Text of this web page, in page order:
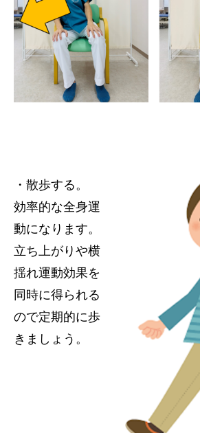
・散歩する。
効率的な全身運
動になります。
立ち上がりや横
揺れ運動効果を
同時に得られる
ので定期的に歩
きましょう。